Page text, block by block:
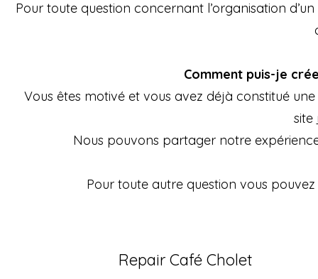
Pour toute question concernant l’organisation
Comment puis-je
Vous êtes motivé et vous avez déjà constitué
site
Nous pouvons partager notre
Pour toute autre question vous
Repair Café Cholet